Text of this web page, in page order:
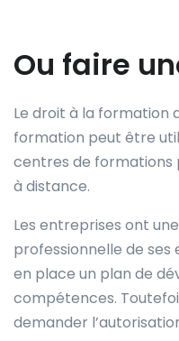
Ou faire
Le droit à la formation
formation peut être
centres de formations
à distance.
Les entreprises ont
professionnelle de
en place un plan de
compétences.
demander